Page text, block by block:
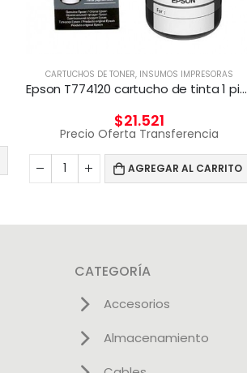
CARTUCHOS DE TONER, INSUMOS IMPRESORAS
Epson T774120 cartucho de tinta 1 pieza(s) Original Negro
$21.521
Precio Oferta Transferencia
AGREGAR AL CARRITO
CATEGORÍA
Accesorios
Almacenamiento